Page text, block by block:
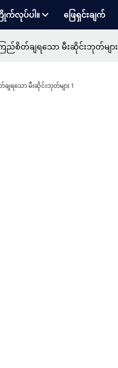
က်လုပ်ပါ။ ဖြေရှင်းချက်
ည်စိတ်ချရသော မီးဆိုင်းဘုတ်များ